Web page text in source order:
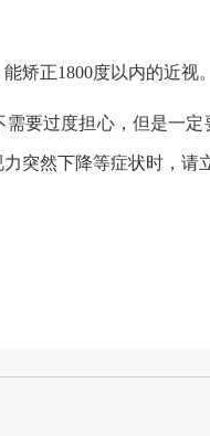
矫正1800度以内的近视。
要过度担心，但是一
突然下降等症状时，请